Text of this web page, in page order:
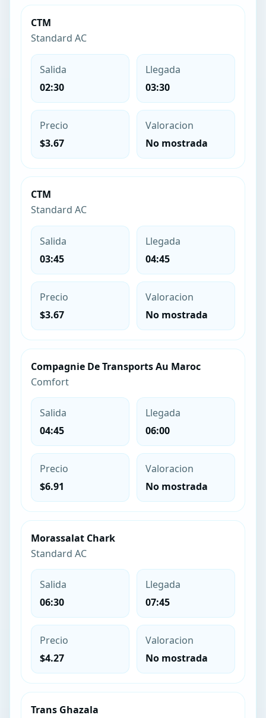
CTM
Standard AC
Salida
02:30
Llegada
03:30
Precio
$3.67
Valoracion
No mostrada
CTM
Standard AC
Salida
03:45
Llegada
04:45
Precio
$3.67
Valoracion
No mostrada
Compagnie De Transports Au Maroc
Comfort
Salida
04:45
Llegada
06:00
Precio
$6.91
Valoracion
No mostrada
Morassalat Chark
Standard AC
Salida
06:30
Llegada
07:45
Precio
$4.27
Valoracion
No mostrada
Trans Ghazala